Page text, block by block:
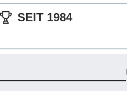
SEIT 1984